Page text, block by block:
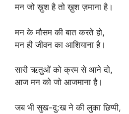
मन जो ख़ुश है तो ख़ुश ज़माना है।
मन के मौसम की बात करते हो,
मन ही जीवन का आशियाना है।
सारी ऋतुओं को क्रम से आने दो,
आज मन को जो आजमाना है।
जब भी सुख-दु:ख ने की लुका छिप्पी,